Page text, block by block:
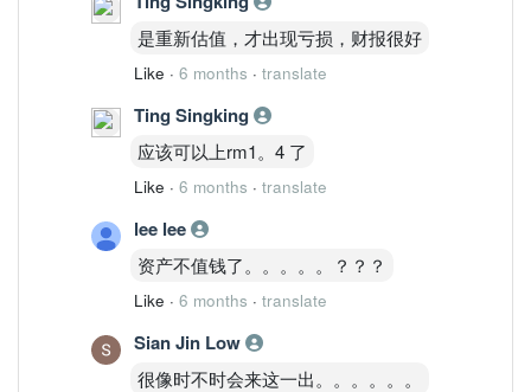
是重新估值，才出现亏损，财报很好
Like · 6 months · translate
Ting Singking
应该可以上rm1。4 了
Like · 6 months · translate
lee lee
资产不值钱了。。。。。？？？
Like · 6 months · translate
Sian Jin Low
很像时不时会来这一出。。。。。。